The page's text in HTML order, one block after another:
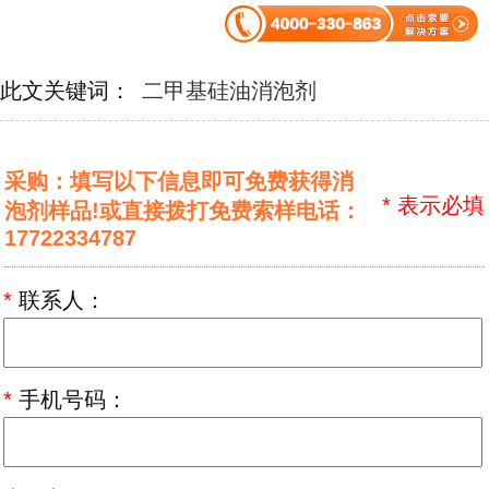
此文关键词： 二甲基硅油消泡剂
* 表示必填
采购：填写以下信息即可免费获得消
泡剂样品!或直接拨打免费索样电话：
17722334787
* 联系人：
* 手机号码：